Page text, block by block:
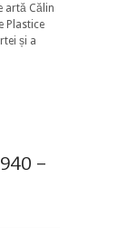
artă Călin
Plastice
și a
–